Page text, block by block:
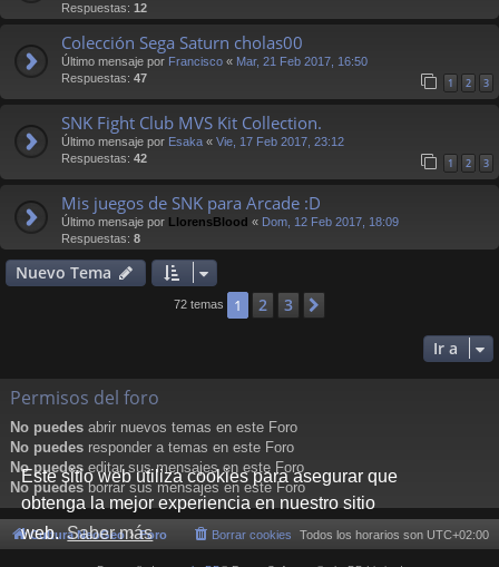
Este sitio web utiliza cookies para asegurar que
obtenga la mejor experiencia en nuestro sitio
web.Saber más
Respuestas: 12
Colección Sega Saturn cholas00
Último mensaje por Francisco « Mar, 21 Feb 2017, 16:50
Respuestas: 47 1 2 3
SNK Fight Club MVS Kit Collection.
Último mensaje por Esaka « Vie, 17 Feb 2017, 23:12
Respuestas: 42 1 2 3
Mis juegos de SNK para Arcade :D
Último mensaje por LlorensBlood « Dom, 12 Feb 2017, 18:09
Respuestas: 8
Nuevo Tema
72 temas 1 2 3
Ir a
Permisos del foro
No puedes abrir nuevos temas en este Foro
No puedes responder a temas en este Foro
No puedes editar sus mensajes en este Foro
No puedesborrar sus mensajes en este Foro
Cultura NeoGeo Foro Todos los horarios son UTC+02:00
Borrar cookies